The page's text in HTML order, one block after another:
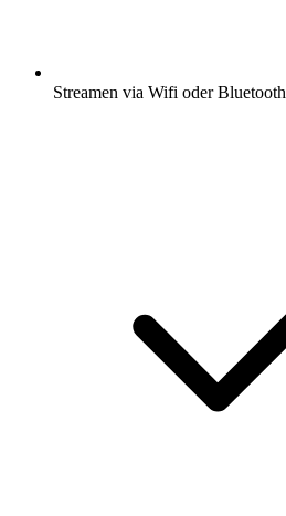
Streamen via Wifi oder Bluetooth